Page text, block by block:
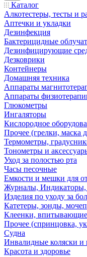
Каталог
Алкотестеры, тесты и
Аптечки и укладки
Дезинфекция
Бактерицидные
Дезинфицирующие
Дезковрики
Контейнеры
Домашняя техника
Аппараты
Аппараты
Глюкометры
Ингаляторы
Кислородное
Прочее (грелки, маска
Термометры,
Тонометры и
Уход за полостью рта
Часы песочные
Емкости и мешки для
Журналы,
Изделия по уходу за
Катетеры, зонды,
Клеенки,
Прочее (спринцовка,
Судна
Инвалидные коляски и
Красота и здоровье